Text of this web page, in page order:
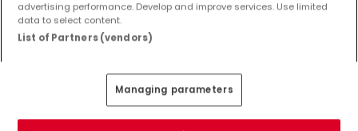
advertising performance. Develop and improve services. Use limited
data to select content.
List of Partners (vendors)
Managing parameters